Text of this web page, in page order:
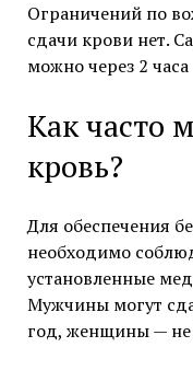
Ограничений по
сдачи крови нет.
можно через 2
Как часто
кровь?
Для обеспечения
необходимо
установленные
Мужчины могут
год, женщины — не